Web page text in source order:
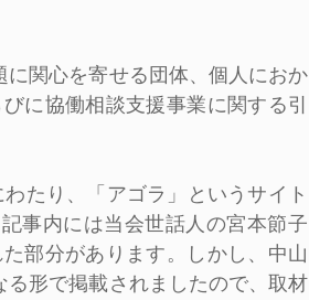
関心を寄せる団体、個人におか
に協働相談支援事業に関する引
たり、「アゴラ」というサイト
事内には当会世話人の宮本節子
部分があります。しかし、中山
形で掲載されましたので、取材